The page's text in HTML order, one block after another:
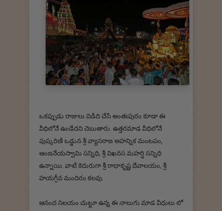
ఒకప్పుడు రాజులు విడిది చేసే అంతఃపురం కూడా ఈ
వీధిలోనే ఉండేదని చెబుతారు. ఉత్తరమాడ వీధిలోనే
పుష్కరిణి ఒడ్డున శ్రీ వ్యాసరాజ అహన్నిక మంటపం,
ఆంజనేయస్వామి సన్నిధి, శ్రీ విఖనస మహర్షి సన్నిధి
ఉన్నాయి. వాటి కెదురుగా శ్రీ రాధాకృష్ణ దేవాలయం, శ్రీ
హయగ్రీవ మందిరం కలవు.
ఆనంద నిలయం చుట్టూ ఉన్న ఈ నాలుగు మాడ వీధులు లో